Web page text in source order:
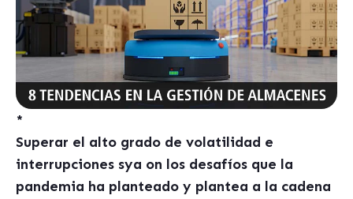
*
Superar el alto grado de volatilidad e
interrupciones sya on los desafíos que la
pandemia ha planteado y plantea a la cadena